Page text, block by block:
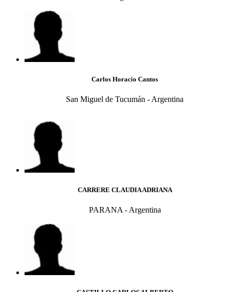
Carlos Horacio Cantos
San Miguel de Tucumán - Argentina
CARRERE CLAUDIA ADRIANA
PARANA - Argentina